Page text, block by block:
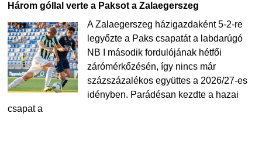
Három góllal verte a Paksot a Zalaegerszeg
A Zalaegerszeg házigazdaként 5-2-re
legyőzte a Paks csapatát a labdarúgó
NB I második fordulójának hétfői
zárómérkőzésén, így nincs már
százszázalékos együttes a 2026/27-es
idényben. Parádésan kezdte a hazai
csapat a